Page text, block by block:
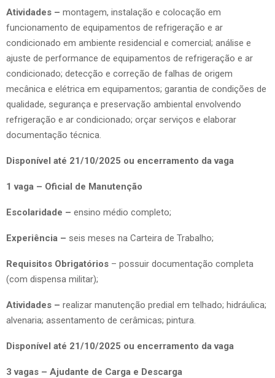
Atividades – montagem, instalação e colocação em
funcionamento de equipamentos de refrigeração e ar
condicionado em ambiente residencial e comercial; análise e
ajuste de performance de equipamentos de refrigeração e ar
condicionado; detecção e correção de falhas de origem
mecânica e elétrica em equipamentos; garantia de condições de
qualidade, segurança e preservação ambiental envolvendo
refrigeração e ar condicionado; orçar serviços e elaborar
documentação técnica.
Disponível até 21/10/2025 ou encerramento da vaga
1 vaga – Oficial de Manutenção
Escolaridade – ensino médio completo;
Experiência – seis meses na Carteira de Trabalho;
Requisitos Obrigatórios – possuir documentação completa
(com dispensa militar);
Atividades – realizar manutenção predial em telhado; hidráulica;
alvenaria; assentamento de cerâmicas; pintura.
Disponível até 21/10/2025 ou encerramento da vaga
3 vagas – Ajudante de Carga e Descarga